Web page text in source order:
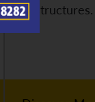
structures.